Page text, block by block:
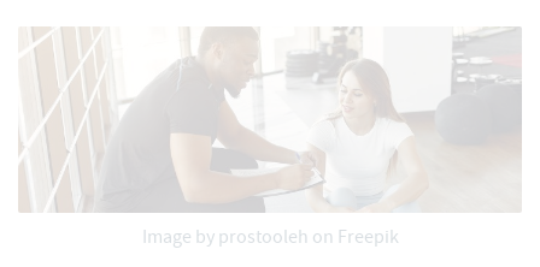
Image by prostooleh on Freepik